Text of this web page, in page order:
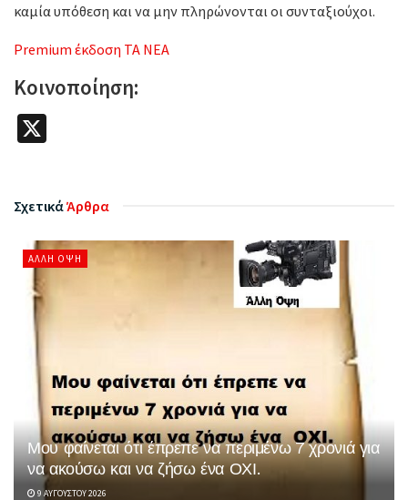
καμία υπόθεση και να μην πληρώνονται οι συνταξιούχοι.
Premium έκδοση ΤΑ ΝΕΑ
Κοινοποίηση:
ΣχετικάΆρθρα
ΆΛΛΗ ΌΨΗ
Μου φαίνεται ότι έπρεπε να περιμένω 7 χρονιά για
να ακούσω και να ζήσω ένα ΟΧΙ.
9 ΑΥΓΟΎΣΤΟΥ 2026